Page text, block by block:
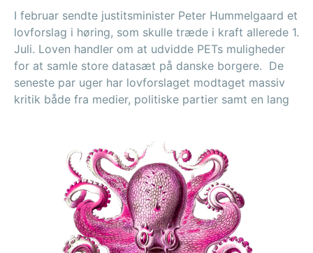
I februar sendte justitsminister Peter Hummelgaard et
lovforslag i høring, som skulle træde i kraft allerede 1.
Juli. Loven handler om at udvidde PETs muligheder
for at samle store datasæt på danske borgere. De
seneste par uger har lovforslaget modtaget massiv
kritik både fra medier, politiske partier samt en lang